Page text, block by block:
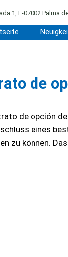
1, E-07002 Palma
de
de opción
eines
zu können.